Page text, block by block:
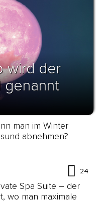
wird der
genannt
man im Winter
abnehmen?
24
Spa Suite – der
wo man maximale